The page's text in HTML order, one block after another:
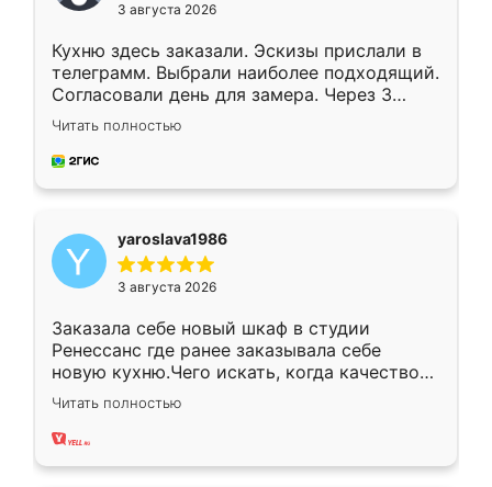
3 августа 2026
Кухню здесь заказали. Эскизы прислали в
телеграмм. Выбрали наиболее подходящий.
Согласовали день для замера. Через 3
недели кухня была уже готова. Остались
довольны работой. Спасибо Ренессанс
мебель за качественную работу!
Читать полностью
yaroslava1986
3 августа 2026
Заказала себе новый шкаф в студии
Ренессанс где ранее заказывала себе
новую кухню.Чего искать, когда качеством
вполне довольна. Служит кухня уже почти
два года, нареканий нет.
Читать полностью